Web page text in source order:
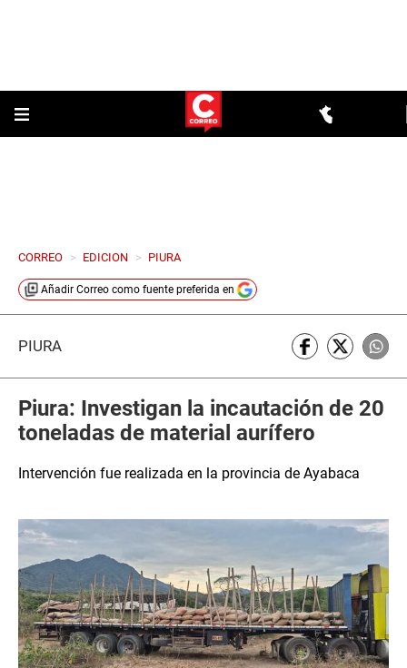
CORREO > EDICION > PIURA
Añadir Correo como fuente preferida en
PIURA
Piura: Investigan la incautación de 20
toneladas de material aurífero
Intervención fue realizada en la provincia de Ayabaca